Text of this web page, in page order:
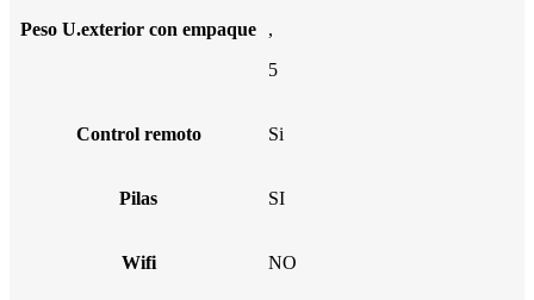
Peso U.exterior con empaque
,
5
Control remoto Si
Pilas SI
Wifi NO